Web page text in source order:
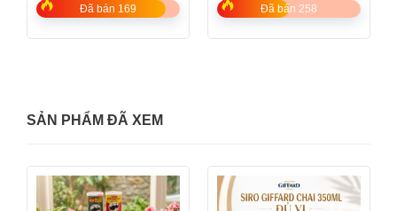
5
Đã bán 169
5
Đã bán 258
SẢN PHẨM ĐÃ XEM